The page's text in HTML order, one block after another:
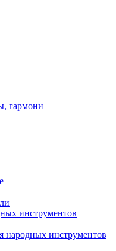
гармони
инструментов
народных инструментов